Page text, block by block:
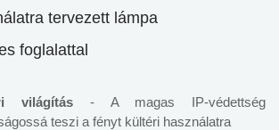
tervezett lámpa
foglalattal
világítás - A magas IP-védettség
teszi a fényt kültéri használatra